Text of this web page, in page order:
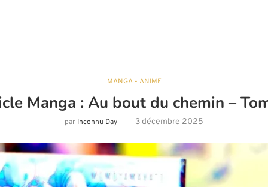
MANGA - ANIME
Manga : Au bout du chemin –
par Inconnu Day 3 décembre 2025